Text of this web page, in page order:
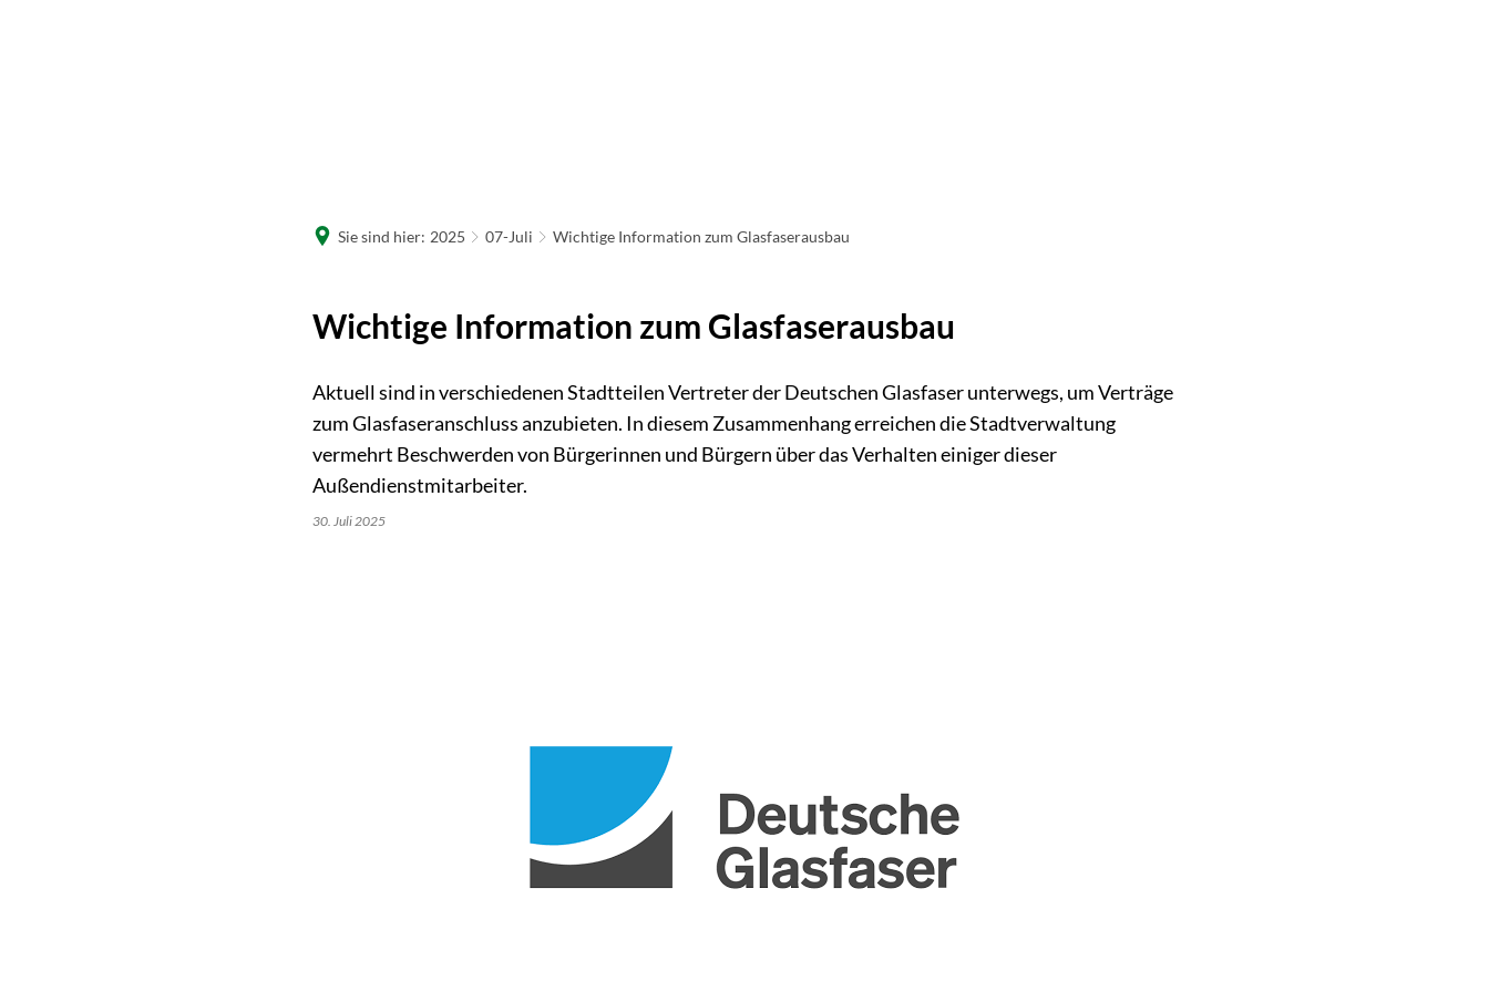
Sie sind hier: 2025 07-Juli Wichtige Information zum Glasfaserausbau
Wichtige Information zum Glasfaserausbau
Aktuell sind in verschiedenen Stadtteilen Vertreter der Deutschen Glasfaser unterwegs, um Verträge
zum Glasfaseranschluss anzubieten. In diesem Zusammenhang erreichen die Stadtverwaltung
vermehrt Beschwerden von Bürgerinnen und Bürgern über das Verhalten einiger dieser
Außendienstmitarbeiter.
30. Juli 2025